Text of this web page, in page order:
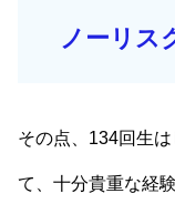
ノーリス
その点、134回生
て、十分貴重な経